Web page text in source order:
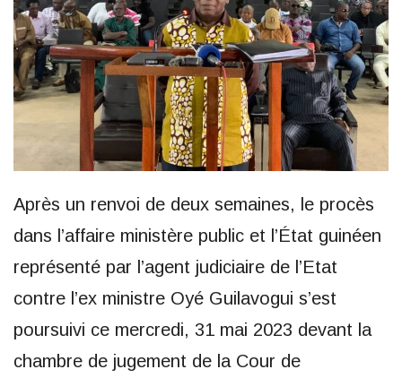
Après un renvoi de deux semaines, le procès
dans l’affaire ministère public et l’État guinéen
représenté par l’agent judiciaire de l’Etat
contre l’ex ministre Oyé Guilavogui s’est
poursuivi ce mercredi, 31 mai 2023 devant la
chambre de jugement de la Cour de